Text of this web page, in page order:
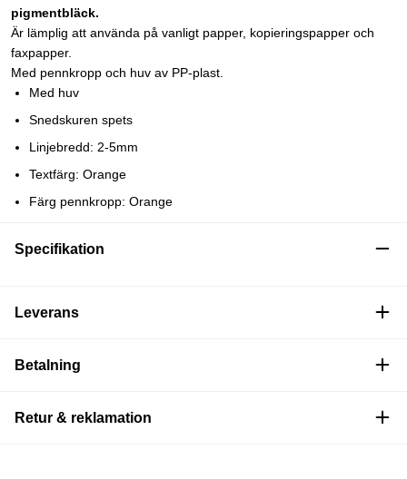
pigmentbläck.
Är lämplig att använda på vanligt papper, kopieringspapper och
faxpapper.
Med pennkropp och huv av PP-plast.
Med huv
Snedskuren spets
Linjebredd: 2-5mm
Textfärg: Orange
Färg pennkropp: Orange
Specifikation
Leverans
Betalning
Retur & reklamation